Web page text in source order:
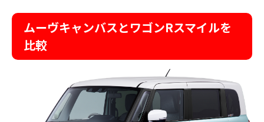
ムーヴキャンバスとワゴンRスマイルを
比較